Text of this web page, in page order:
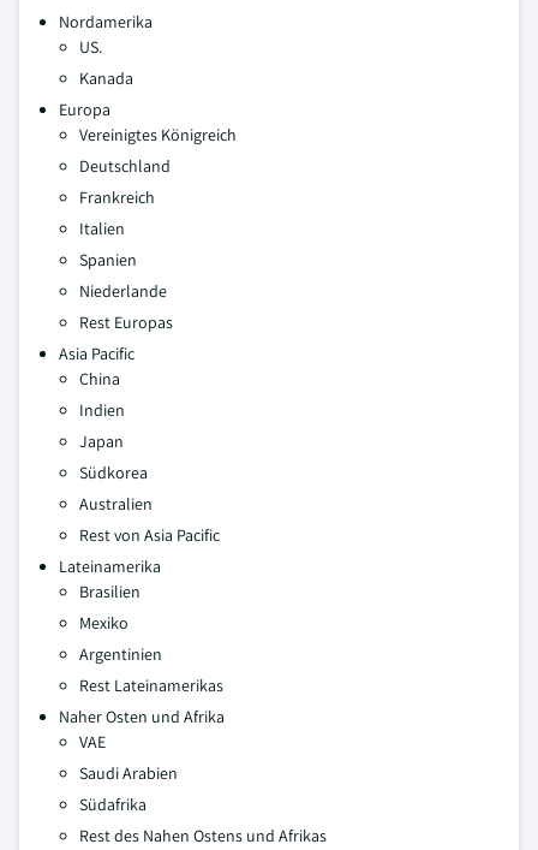
Nordamerika
US.
Kanada
Europa
Vereinigtes Königreich
Deutschland
Frankreich
Italien
Spanien
Niederlande
Rest Europas
Asia Pacific
China
Indien
Japan
Südkorea
Australien
Rest von Asia Pacific
Lateinamerika
Brasilien
Mexiko
Argentinien
Rest Lateinamerikas
Naher Osten und Afrika
VAE
Saudi Arabien
Südafrika
Rest des Nahen Ostens und Afrikas